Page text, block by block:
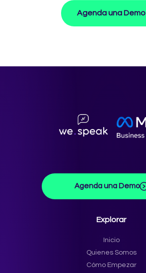
Agenda una Demo
Agenda una Demo
Explorar
Inicio
Quienes Somos
Cómo Empezar